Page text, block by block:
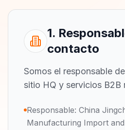
1.
contacto
Somos el responsable
sitio HQ y servicios B2B
Responsable: China
Manufacturing Import